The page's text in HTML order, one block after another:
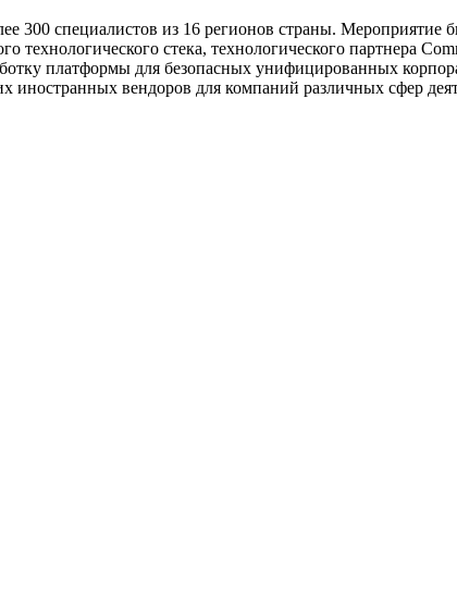
300 специалистов из 16 регионов страны.
технологического стека, технологического партнера
платформы для безопасных унифицированных
вендоров для компаний различных сфер